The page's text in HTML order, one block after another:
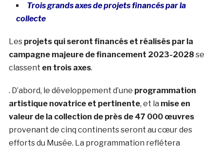
Trois grands axes de projets financés par la
collecte
Les projets qui seront financés et réalisés par la
campagne majeure de financement 2023-2028 se
classent en trois axes.
. D’abord, le développement d’une programmation
artistique novatrice et pertinente, et la mise en
valeur de la collection de près de 47 000 œuvres
provenant de cinq continents seront au cœur des
efforts du Musée. La programmation reflétera